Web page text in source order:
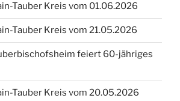
Tauber Kreis vom 01.06.2026
Tauber Kreis vom 21.05.2026
feiert 60-jähriges
Tauber Kreis vom 20.05.2026